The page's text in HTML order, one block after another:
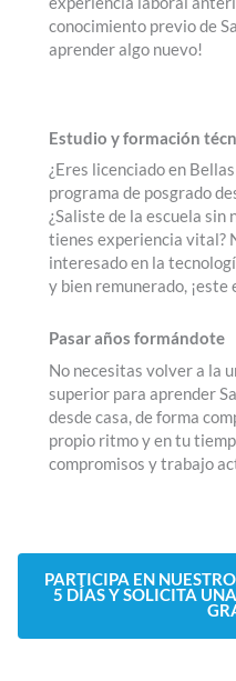
conocimiento previo de
aprender algo nuevo!
Estudio y formación
¿Eres licenciado en
programa de posgrado
¿Saliste de la escuela
tienes experiencia vital?
interesado en la
y bien remunerado,
Pasar años formándote
No necesitas volver a la
superior para aprender
desde casa, de forma
propio ritmo y en tu
compromisos y trabajo
PARTICIPA EN
5 DÍAS Y SOLICITA